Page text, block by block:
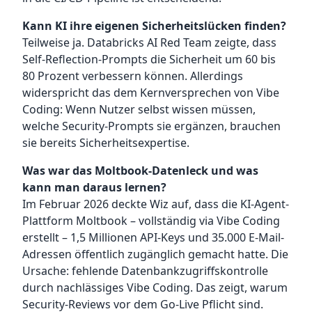
Kann KI ihre eigenen Sicherheitslücken finden?
Teilweise ja. Databricks AI Red Team zeigte, dass
Self-Reflection-Prompts die Sicherheit um 60 bis
80 Prozent verbessern können. Allerdings
widerspricht das dem Kernversprechen von Vibe
Coding: Wenn Nutzer selbst wissen müssen,
welche Security-Prompts sie ergänzen, brauchen
sie bereits Sicherheitsexpertise.
Was war das Moltbook-Datenleck und was
kann man daraus lernen?
Im Februar 2026 deckte Wiz auf, dass die KI-Agent-
Plattform Moltbook – vollständig via Vibe Coding
erstellt – 1,5 Millionen API-Keys und 35.000 E-Mail-
Adressen öffentlich zugänglich gemacht hatte. Die
Ursache: fehlende Datenbankzugriffskontrolle
durch nachlässiges Vibe Coding. Das zeigt, warum
Security-Reviews vor dem Go-Live Pflicht sind.